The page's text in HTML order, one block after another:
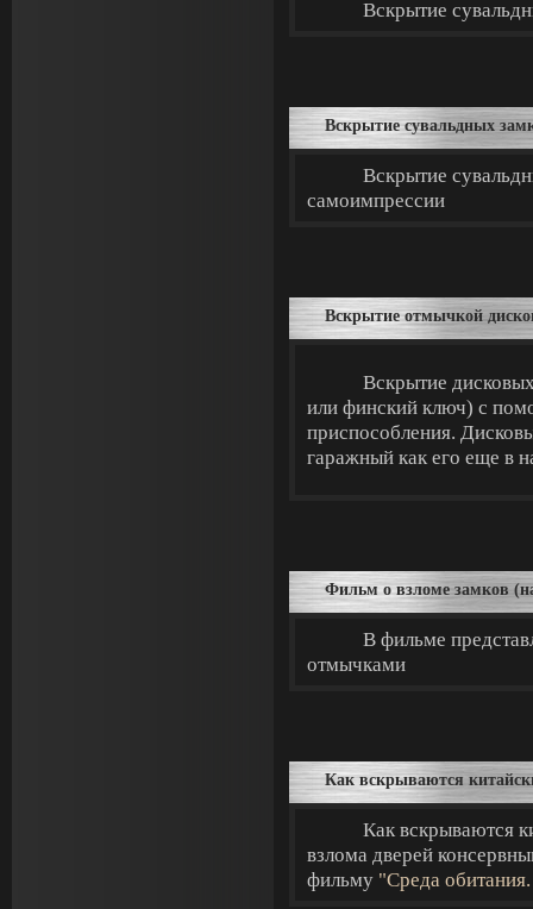
Вскрытие
Вскрытие сувальдных
Вскрытие
самоимпрессии
Вскрытие отмычкой
Вскрытие
или финский ключ) с
приспособления.
гаражный как его еще в
Фильм о взломе замков
В фильме
отмычками
Как вскрываются
Как вскрываются
взлома дверей
фильму "Среда